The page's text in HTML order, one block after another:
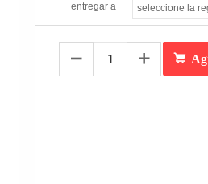
entregar a seleccione la
  